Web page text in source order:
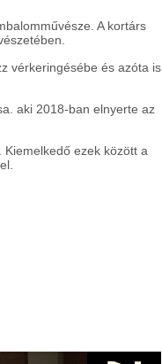
A kortárs
vérkeringésébe és azóta is
aki 2018-ban elnyerte az
ezek között a